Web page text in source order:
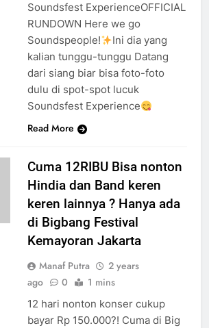
Soundsfest ExperienceOFFICIAL
RUNDOWN Here we go
Soundspeople!
Ini dia yang
kalian tunggu-tunggu Datang
dari siang biar bisa foto-foto
dulu di spot-spot lucuk
Soundsfest Experience
Read More
Cuma 12RIBU Bisa nonton
Hindia dan Band keren
keren lainnya ? Hanya ada
di Bigbang Festival
Kemayoran Jakarta
Manaf Putra
2 years
ago
0 1 mins
12 hari nonton konser cukup
bayar Rp 150.000?! Cuma di Big